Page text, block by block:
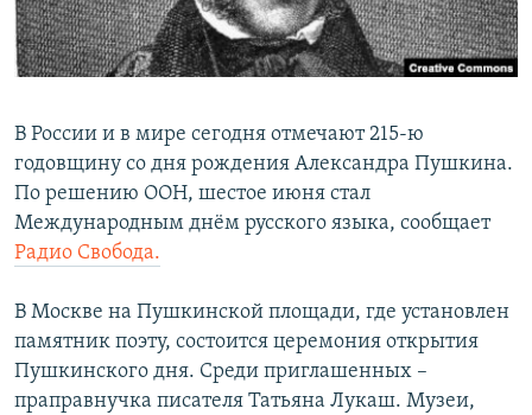
ПОБЕДИТЕЛЕЙ НЕ СУДЯТ?
КРЫМ.НЕПОКОРЕННЫЙ
УКРАИНСКАЯ ПРОБЛЕМА КРЫМА
ПРИСОЕДИНЯЙТЕСЬ!
Все сайты RFE/RL
В России и в мире сегодня отмечают 215-ю
годовщину со дня рождения Александра Пушкина.
По решению ООН, шестое июня стал
Международным днём русского языка, сообщает
Радио Свобода.
В Москве на Пушкинской площади, где установлен
памятник поэту, состоится церемония открытия
Пушкинского дня. Среди приглашенных –
праправнучка писателя Татьяна Лукаш. Музеи,